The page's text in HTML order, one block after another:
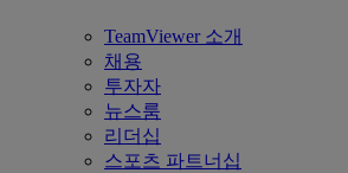
TeamViewer 소개
채용
투자자
뉴스룸
리더십
스포츠 파트너십